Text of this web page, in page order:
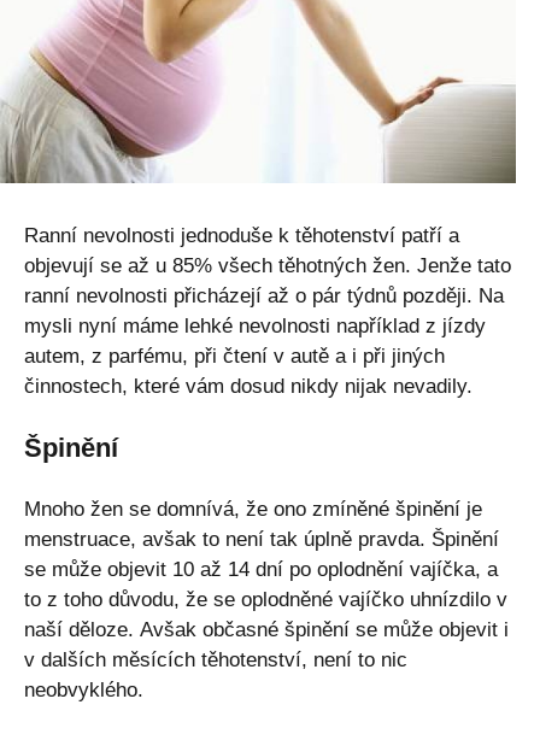
Ranní nevolnosti jednoduše k těhotenství patří a
objevují se až u 85% všech těhotných žen. Jenže tato
ranní nevolnosti přicházejí až o pár týdnů později. Na
mysli nyní máme lehké nevolnosti například z jízdy
autem, z parfému, při čtení v autě a i při jiných
činnostech, které vám dosud nikdy nijak nevadily.
Špinění
Mnoho žen se domnívá, že ono zmíněné špinění je
menstruace, avšak to není tak úplně pravda. Špinění
se může objevit 10 až 14 dní po oplodnění vajíčka, a
to z toho důvodu, že se oplodněné vajíčko uhnízdilo v
naší děloze. Avšak občasné špinění se může objevit i
v dalších měsících těhotenství, není to nic
neobvyklého.